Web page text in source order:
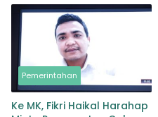
Pemerintahan
Ke MK, Fikri Haikal Harahap